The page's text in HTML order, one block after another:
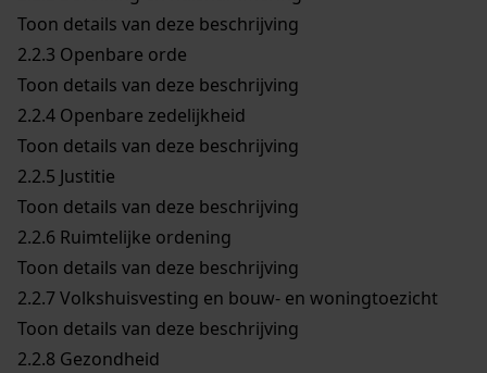
Toon details van deze beschrijving
2.2.3 Openbare orde
Toon details van deze beschrijving
2.2.4 Openbare zedelijkheid
Toon details van deze beschrijving
2.2.5 Justitie
Toon details van deze beschrijving
2.2.6 Ruimtelijke ordening
Toon details van deze beschrijving
2.2.7Volkshuisvesting en bouw- en woningtoezicht
Toon details van deze beschrijving
2.2.8 Gezondheid